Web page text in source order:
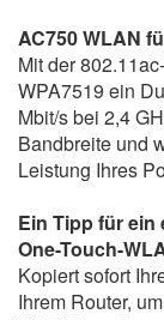
AC750 WLAN
Mit der
WPA7519 ein
Mbit/s bei 2,4
Bandbreite und
Leistung Ihres
Ein Tipp für ein
One-Touch-
Kopiert sofort
Ihrem Router,